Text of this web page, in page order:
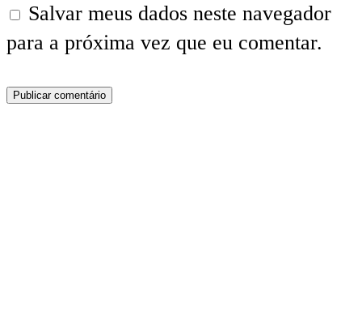
Salvar meus dados neste navegador
para a próxima vez que eu comentar.